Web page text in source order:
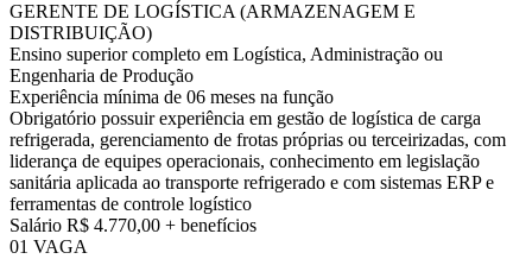
GERENTE DE LOGÍSTICA (ARMAZENAGEM E
DISTRIBUIÇÃO)
Ensino superior completo em Logística, Administração ou
Engenharia de Produção
Experiência mínima de 06 meses na função
Obrigatório possuir experiência em gestão de logística de carga
refrigerada, gerenciamento de frotas próprias ou terceirizadas, com
liderança de equipes operacionais, conhecimento em legislação
sanitária aplicada ao transporte refrigerado e com sistemas ERP e
ferramentas de controle logístico
Salário R$ 4.770,00 + benefícios
01 VAGA